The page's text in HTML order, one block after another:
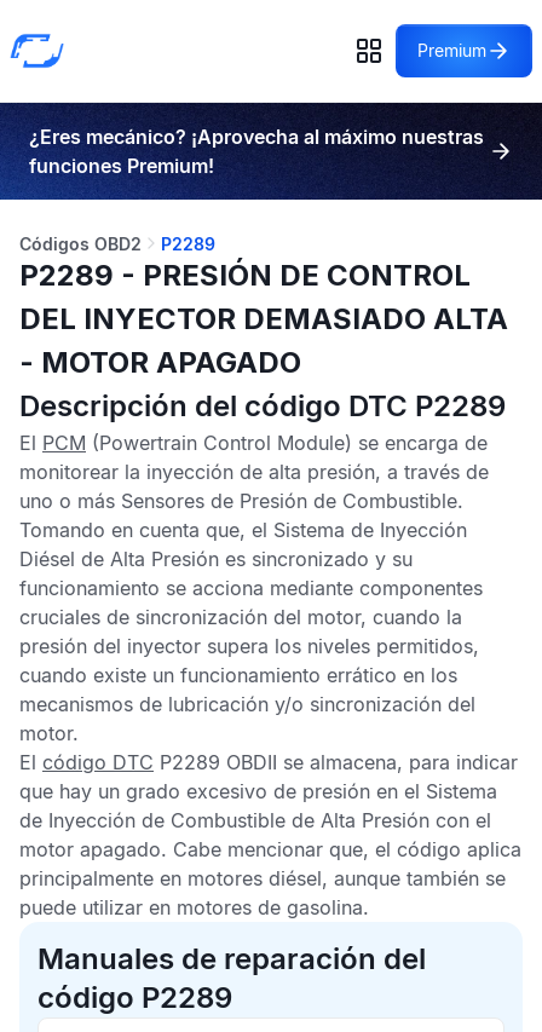
Premium
¿Eres mecánico? ¡Aprovecha al máximo nuestras
funciones Premium!
Códigos OBD2 P2289
P2289 - PRESIÓN DE CONTROL
DEL INYECTOR DEMASIADO ALTA
- MOTOR APAGADO
Descripción del código DTC P2289
El PCM (Powertrain Control Module) se encarga de
monitorear la inyección de alta presión, a través de
uno o más Sensores de Presión de Combustible.
Tomando en cuenta que, el Sistema de Inyección
Diésel de Alta Presión es sincronizado y su
funcionamiento se acciona mediante componentes
cruciales de sincronización del motor, cuando la
presión del inyector supera los niveles permitidos,
cuando existe un funcionamiento errático en los
mecanismos de lubricación y/o sincronización del
motor.
El código DTC P2289 OBDII se almacena, para indicar
que hay un grado excesivo de presión en el Sistema
de Inyección de Combustible de Alta Presión con el
motor apagado. Cabe mencionar que, el código aplica
principalmente en motores diésel, aunque también se
puede utilizar en motores de gasolina.
Manuales de reparación del
código P2289